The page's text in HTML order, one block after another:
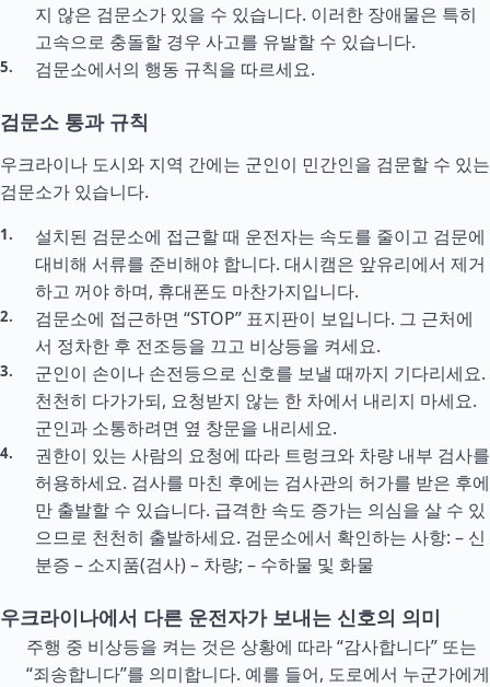
지 않은 검문소가 있을 수 있습니다. 이러한 장애물은 특히
고속으로 충돌할 경우 사고를 유발할 수 있습니다.
검문소에서의 행동 규칙을 따르세요.
검문소 통과 규칙
우크라이나 도시와 지역 간에는 군인이 민간인을 검문할 수 있는
검문소가 있습니다.
설치된 검문소에 접근할 때 운전자는 속도를 줄이고 검문에
대비해 서류를 준비해야 합니다. 대시캠은 앞유리에서 제거
하고 꺼야 하며, 휴대폰도 마찬가지입니다.
검문소에 접근하면 “STOP” 표지판이 보입니다. 그 근처에
서 정차한 후 전조등을 끄고 비상등을 켜세요.
군인이 손이나 손전등으로 신호를 보낼 때까지 기다리세요.
천천히 다가가되, 요청받지 않는 한 차에서 내리지 마세요.
군인과 소통하려면 옆 창문을 내리세요.
권한이 있는 사람의 요청에 따라 트렁크와 차량 내부 검사를
허용하세요. 검사를 마친 후에는 검사관의 허가를 받은 후에
만 출발할 수 있습니다. 급격한 속도 증가는 의심을 살 수 있
으므로 천천히 출발하세요. 검문소에서 확인하는 사항: – 신
분증 – 소지품(검사) – 차량; – 수하물 및 화물
우크라이나에서 다른 운전자가 보내는 신호의 의미
주행 중 비상등을 켜는 것은 상황에 따라 “감사합니다” 또는
“죄송합니다”를 의미합니다. 예를 들어, 도로에서 누군가에게